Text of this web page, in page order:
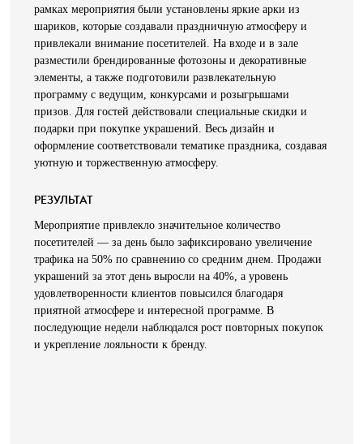
рамках мероприятия были установлены яркие арки из
шариков, которые создавали праздничную атмосферу и
привлекали внимание посетителей. На входе и в зале
разместили брендированные фотозоны и декоративные
элементы, а также подготовили развлекательную
программу с ведущим, конкурсами и розыгрышами
призов. Для гостей действовали специальные скидки и
подарки при покупке украшений. Весь дизайн и
оформление соответствовали тематике праздника, создавая
уютную и торжественную атмосферу.
РЕЗУЛЬТАТ
Мероприятие привлекло значительное количество
посетителей — за день было зафиксировано увеличение
трафика на 50% по сравнению со средним днем. Продажи
украшений за этот день выросли на 40%, а уровень
удовлетворенности клиентов повысился благодаря
приятной атмосфере и интересной программе. В
последующие недели наблюдался рост повторных покупок
и укрепление лояльности к бренду.